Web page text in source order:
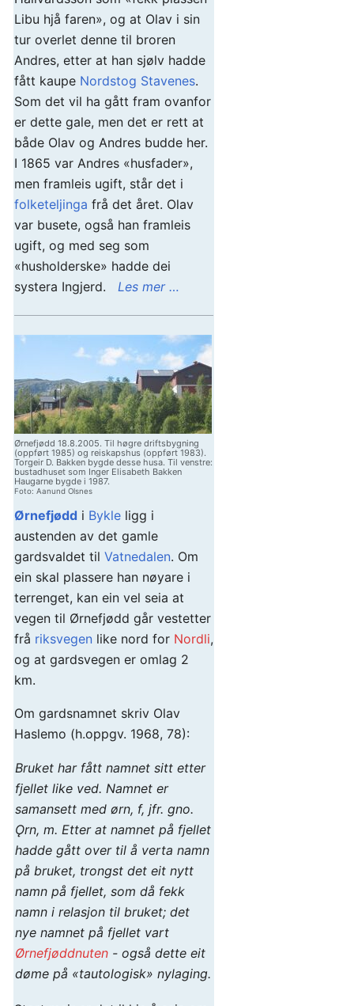
Libu hjå faren», og at Olav i sin
tur overlet denne til broren
Andres, etter at han sjølv hadde
fått kaupe Nordstog Stavenes.
Som det vil ha gått fram ovanfor
er dette gale, men det er rett at
både Olav og Andres budde her.
I 1865 var Andres «husfader»,
men framleis ugift, står det i
folketeljinga frå det året. Olav
var busete, også han framleis
ugift, og med seg som
«husholderske» hadde dei
systera Ingjerd. Les mer …
Ørnefjødd 18.8.2005. Til høgre driftsbygning
(oppført 1985) og reiskapshus (oppført 1983).
Torgeir D. Bakken bygde desse husa. Til venstre:
bustadhuset som Inger Elisabeth Bakken
Haugarne bygde i 1987.
Foto: Aanund Olsnes
Ørnefjødd i Bykle ligg i
austenden av det gamle
gardsvaldet til Vatnedalen. Om
ein skal plassere han nøyare i
terrenget, kan ein vel seia at
vegen til Ørnefjødd går vestetter
frå riksvegen like nord for Nordli,
og at gardsvegen er omlag 2
km.
Om gardsnamnet skriv Olav
Haslemo (h.oppgv. 1968, 78):
Bruket har fått namnet sitt etter
fjellet like ved. Namnet er
samansett med ørn, f, jfr. gno.
Ǫrn, m. Etter at namnet på fjellet
hadde gått over til å verta namn
på bruket, trongst det eit nytt
namn på fjellet, som då fekk
namn i relasjon til bruket; det
nye namnet på fjellet vart
Ørnefjøddnuten - også dette eit
døme på «tautologisk» nylaging.